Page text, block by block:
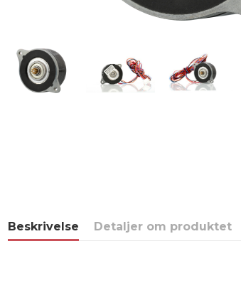
Beskrivelse Detaljer om produktet